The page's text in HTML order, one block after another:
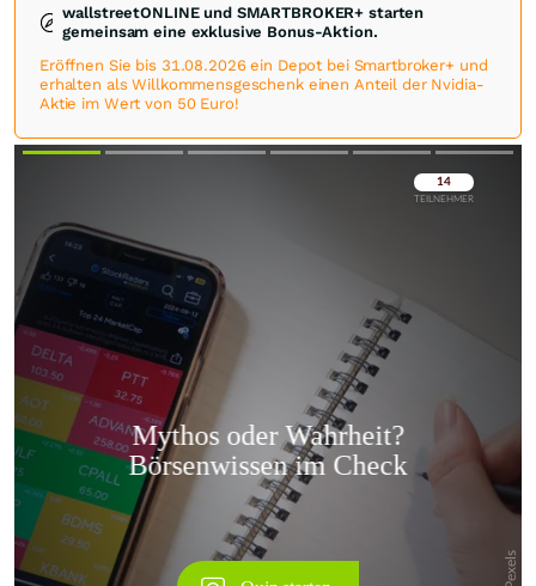
wallstreetONLINE und SMARTBROKER+ starten
gemeinsam eine exklusive Bonus-Aktion.
Eröffnen Sie bis 31.08.2026 ein Depot bei Smartbroker+ und
erhalten als Willkommensgeschenk einen Anteil der Nvidia-
Aktie im Wert von 50 Euro!
Überspringen